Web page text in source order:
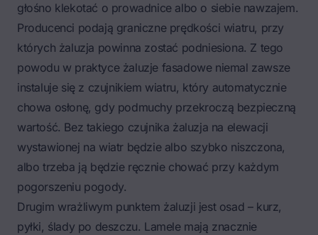
głośno klekotać o prowadnice albo o siebie nawzajem.
Producenci podają graniczne prędkości wiatru, przy
których żaluzja powinna zostać podniesiona. Z tego
powodu w praktyce żaluzje fasadowe niemal zawsze
instaluje się z czujnikiem wiatru, który automatycznie
chowa osłonę, gdy podmuchy przekroczą bezpieczną
wartość. Bez takiego czujnika żaluzja na elewacji
wystawionej na wiatr będzie albo szybko niszczona,
albo trzeba ją będzie ręcznie chować przy każdym
pogorszeniu pogody.
Drugim wrażliwym punktem żaluzji jest osad – kurz,
pyłki, ślady po deszczu. Lamele mają znacznie